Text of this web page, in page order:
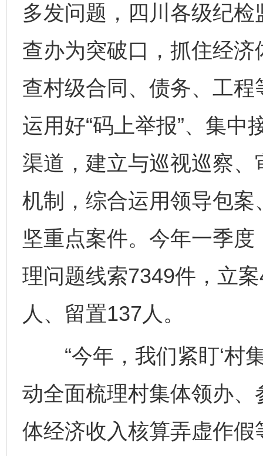
多发问题，四川各级纪
查办为突破口，抓住经
查村级合同、债务、工
运用好“码上举报”、集
渠道，建立与巡视巡察
机制，综合运用领导包
坚重点案件。今年一季
理问题线索7349件，立
人、留置137人。
“今年，我们紧盯‘村集
动全面梳理村集体领办
体经济收入核算弄虚作